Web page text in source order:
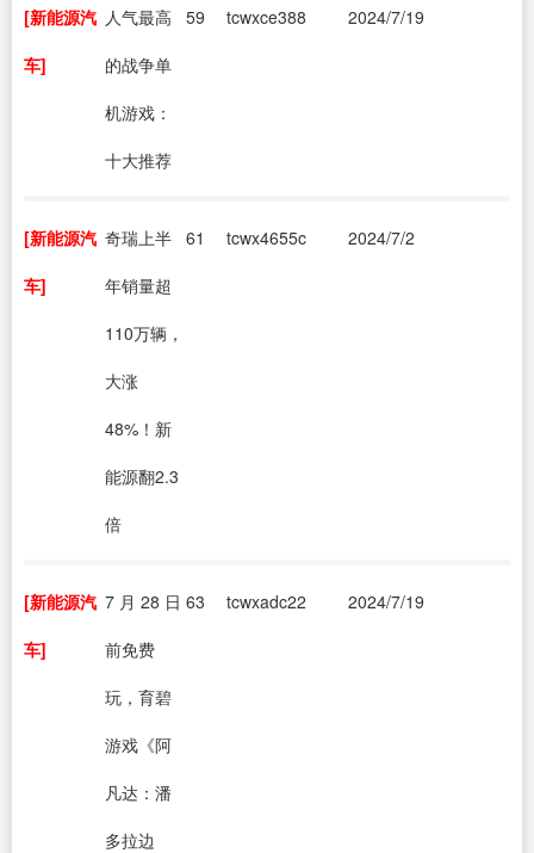
[新能源汽
车]
人气最高
的战争单
机游戏：
十大推荐
59 tcwxce388 2024/7/19
[新能源汽
车]
奇瑞上半
年销量超
110万辆，
大涨
48%！新
能源翻2.3
倍
61 tcwx4655c 2024/7/2
[新能源汽
车]
7 月 28 日
前免费
玩，育碧
游戏《阿
凡达：潘
多拉边
63 tcwxadc22 2024/7/19